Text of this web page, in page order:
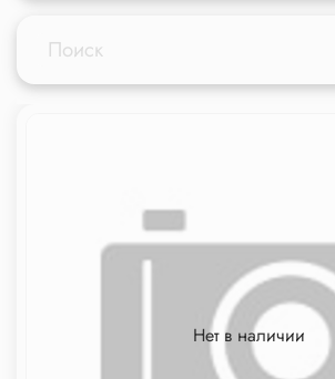
Нет в наличии